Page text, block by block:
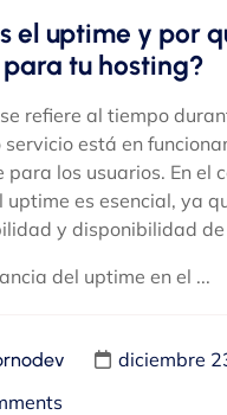
el uptime y por
tu hosting?
refiere al tiempo
servicio está en
para los usuarios. En el
uptime es esencial, ya
y disponibilidad
del uptime en el ...
diciembre